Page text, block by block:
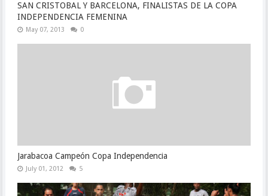
SAN CRISTOBAL Y BARCELONA, FINALISTAS DE LA COPA
INDEPENDENCIA FEMENINA
May 07, 2013 0
Jarabacoa Campeón Copa Independencia
July 01, 2012 5